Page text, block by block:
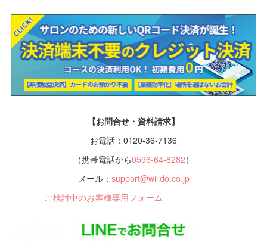
【お問合せ・資料請求】
お電話：0120-36-7136
（携帯電話から0596-64-8282）
メール： support@willdo.co.jp
ご検討中のお客様専用フォーム